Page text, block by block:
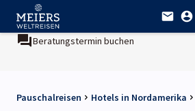
buchen Ein Unternehmen der
Pauschalreisen Hotels in Nordamerika